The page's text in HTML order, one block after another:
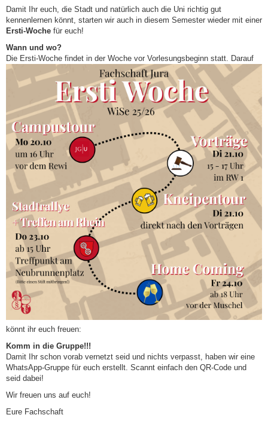
Damit Ihr euch, die Stadt und natürlich auch die Uni richtig gut
kennenlernen könnt, starten wir auch in diesem Semester wieder mit einer
Ersti-Woche für euch!
Wann und wo?
Die Ersti-Woche findet in der Woche vor Vorlesungsbeginn statt. Darauf
könnt ihr euch freuen:
Komm in die Gruppe!!!
Damit Ihr schon vorab vernetzt seid und nichts verpasst, haben wir eine
WhatsApp-Gruppe für euch erstellt. Scannt einfach den QR-Code und
seid dabei!
Wir freuen uns auf euch!
Eure Fachschaft